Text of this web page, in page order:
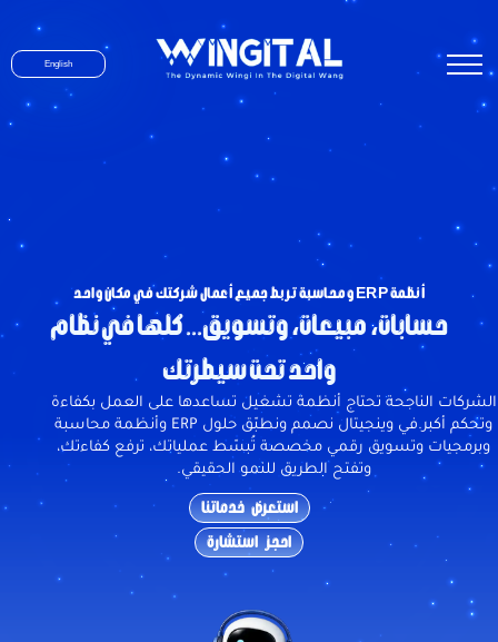
English
أنظمة ERP ومحاسبة تربط جميع أعمال شركتك في مكان واحد
حسابات، مبيعات، وتسويق... كلها في نظام
واحد تحت سيطرتك
الشركات الناجحة تحتاج أنظمة تشغيل تساعدها على العمل بكفاءة
وتحكم أكبر.في وينجيتال نصمم ونطبّق حلول ERP وأنظمة محاسبة
وبرمجيات وتسويق رقمي مخصصة تُبسّط عملياتك، ترفع كفاءتك،
وتفتح الطريق للنمو الحقيقي.
استعرض خدماتنا
احجز استشارة